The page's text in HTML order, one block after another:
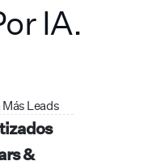
IA.
Leads
&